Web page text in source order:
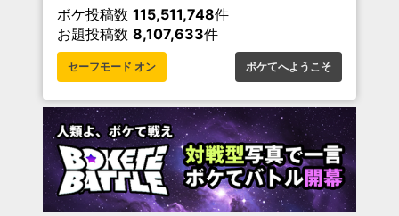
ボケ投稿数 115,511,748件
お題投稿数 8,107,633件
セーフモード オン ボケてへようこそ